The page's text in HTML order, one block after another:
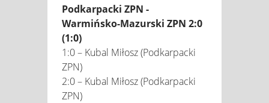
Podkarpacki ZPN -
Warmińsko-Mazurski ZPN 2:0
(1:0)
1:0 – Kubal Miłosz (Podkarpacki
ZPN)
2:0 – Kubal Miłosz (Podkarpacki
ZPN)